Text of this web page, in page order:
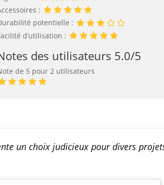
:
potentielle :
d’utilisation :
des utilisateurs 5.0/5
de 5 pour 2 utilisateurs
un choix judicieux pour divers